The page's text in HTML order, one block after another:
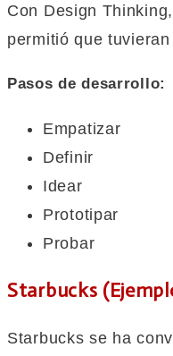
Con Design
permitió que
Pasos de desarrollo:
Empatizar
Definir
Idear
Prototipar
Probar
Starbucks
Starbucks se ha